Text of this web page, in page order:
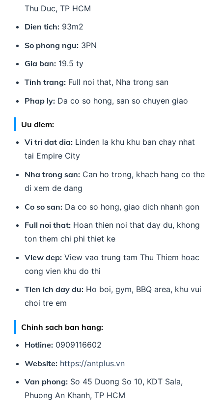
Thu Duc, TP HCM
Dien tich:93m2
So phong ngu:3PN
Gia ban:19.5 ty
Tinh trang:Full noi that, Nha trong san
Phap ly:Da co so hong, san so chuyen giao
Uu diem:
Vi tri dat dia:Linden la khu khu ban chay nhat
tai Empire City
Nha trong san:Can ho trong, khach hang co the
di xem de dang
Co so san:Da co so hong, giao dich nhanh gon
Full noi that:Hoan thien noi that day du, khong
ton them chi phi thiet ke
View dep:View vao trung tam Thu Thiem hoac
cong vien khu do thi
Tien ich day du:Ho boi, gym, BBQ area, khu vui
choi tre em
Chinh sach ban hang:
Hotline:0909116602
Website: https://antplus.vn
Van phong:So 45 Duong So 10, KDT Sala,
Phuong An Khanh, TP HCM